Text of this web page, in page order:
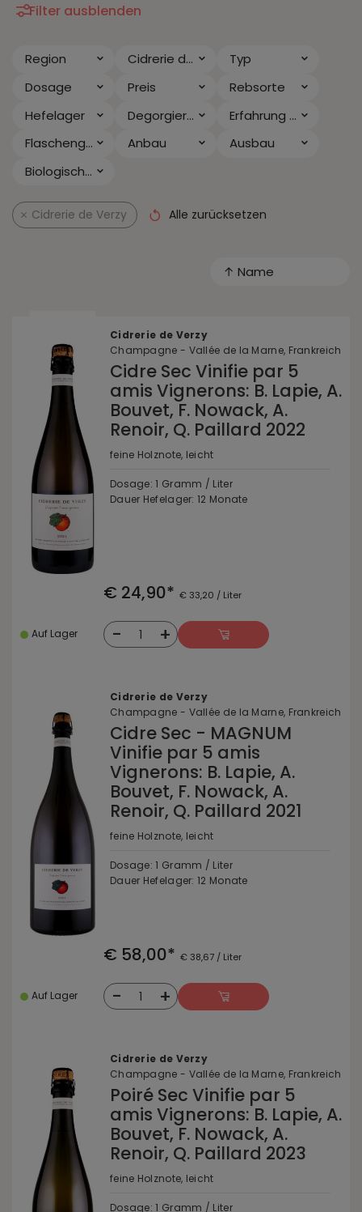
Filter ausblenden
Region Cidrerie de Verzy Typ
Dosage
Preis
Rebsorte
Hefelager
Degorgiert seit
Erfahrung & Anlass
Flaschengröße
Anbau
Ausbau
Biologischer Säureabbau
Alle zurücksetzen
Cidrerie de Verzy
↑ Name
Cidrerie de Verzy
Champagne - Vallée de la Marne, Frankreich
Cidre Sec Vinifie par 5
amis Vignerons: B. Lapie, A.
Bouvet, F. Nowack, A.
Renoir, Q. Paillard 2022
feine Holznote, leicht
Dosage: 1 Gramm / Liter
Dauer Hefelager: 12 Monate
€ 24,90* € 33,20 / Liter
Auf Lager - 1 +
Cidrerie de Verzy
Champagne - Vallée de la Marne, Frankreich
Cidre Sec - MAGNUM
Vinifie par 5 amis
Vignerons: B. Lapie, A.
Bouvet, F. Nowack, A.
Renoir, Q. Paillard 2021
feine Holznote, leicht
Dosage: 1 Gramm / Liter
Dauer Hefelager: 12 Monate
€ 58,00* € 38,67 / Liter
Auf Lager - 1 +
Cidrerie de Verzy
Champagne - Vallée de la Marne, Frankreich
Poiré Sec Vinifie par 5
amis Vignerons: B. Lapie, A.
Bouvet, F. Nowack, A.
Renoir, Q. Paillard 2023
feine Holznote, leicht
Dosage: 1 Gramm / Liter